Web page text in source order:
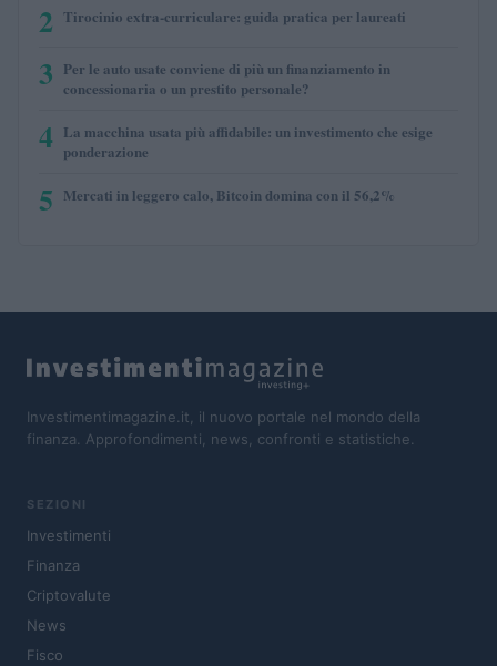
2 Tirocinio extra-curriculare: guida pratica per laureati
3 Per le auto usate conviene di più un finanziamento in
concessionaria o un prestito personale?
4 La macchina usata più affidabile: un investimento che esige
ponderazione
5 Mercati in leggero calo, Bitcoin domina con il 56,2%
Investimentimagazine.it, il nuovo portale nel mondo della
finanza. Approfondimenti, news, confronti e statistiche.
SEZIONI
Investimenti
Finanza
Criptovalute
News
Fisco